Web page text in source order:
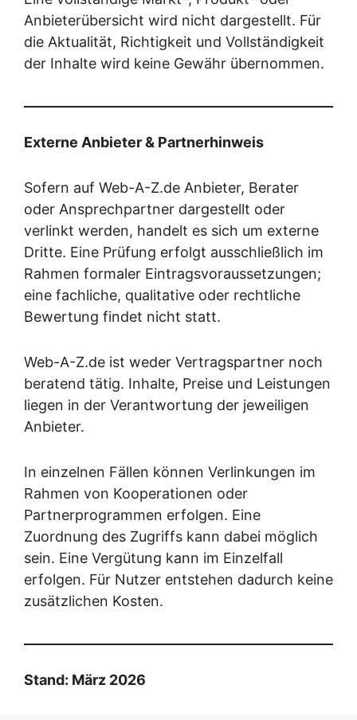
Anbieterübersicht wird nicht dargestellt. Für
die Aktualität, Richtigkeit und Vollständigkeit
der Inhalte wird keine Gewähr übernommen.
Externe Anbieter & Partnerhinweis
Sofern auf Web-A-Z.de Anbieter, Berater
oder Ansprechpartner dargestellt oder
verlinkt werden, handelt es sich um externe
Dritte. Eine Prüfung erfolgt ausschließlich im
Rahmen formaler Eintragsvoraussetzungen;
eine fachliche, qualitative oder rechtliche
Bewertung findet nicht statt.
Web-A-Z.de ist weder Vertragspartner noch
beratend tätig. Inhalte, Preise und Leistungen
liegen in der Verantwortung der jeweiligen
Anbieter.
In einzelnen Fällen können Verlinkungen im
Rahmen von Kooperationen oder
Partnerprogrammen erfolgen. Eine
Zuordnung des Zugriffs kann dabei möglich
sein. Eine Vergütung kann im Einzelfall
erfolgen. Für Nutzer entstehen dadurch keine
zusätzlichen Kosten.
Stand: März 2026